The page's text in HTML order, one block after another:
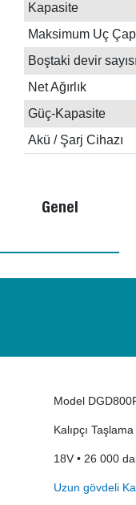
Kapasite
Maksimum Uç
Boştaki devir sayısı
Net Ağırlık
Güç-Kapasite
Akü / Şarj Cihazı
Genel
Model
Kalıpçı Taşlama
18V • 26 000
Uzun gövdeli